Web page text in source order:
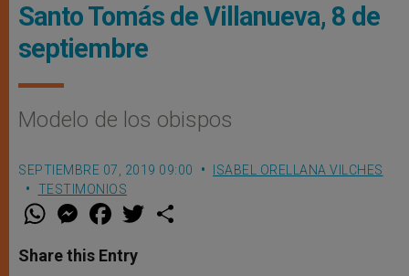
Santo Tomás de Villanueva, 8 de
septiembre
Modelo de los obispos
SEPTIEMBRE 07, 2019 09:00
ISABEL ORELLANA VILCHES
TESTIMONIOS
W
t
s
M
e
s
e
F
a
e
b
w
Share this Entry